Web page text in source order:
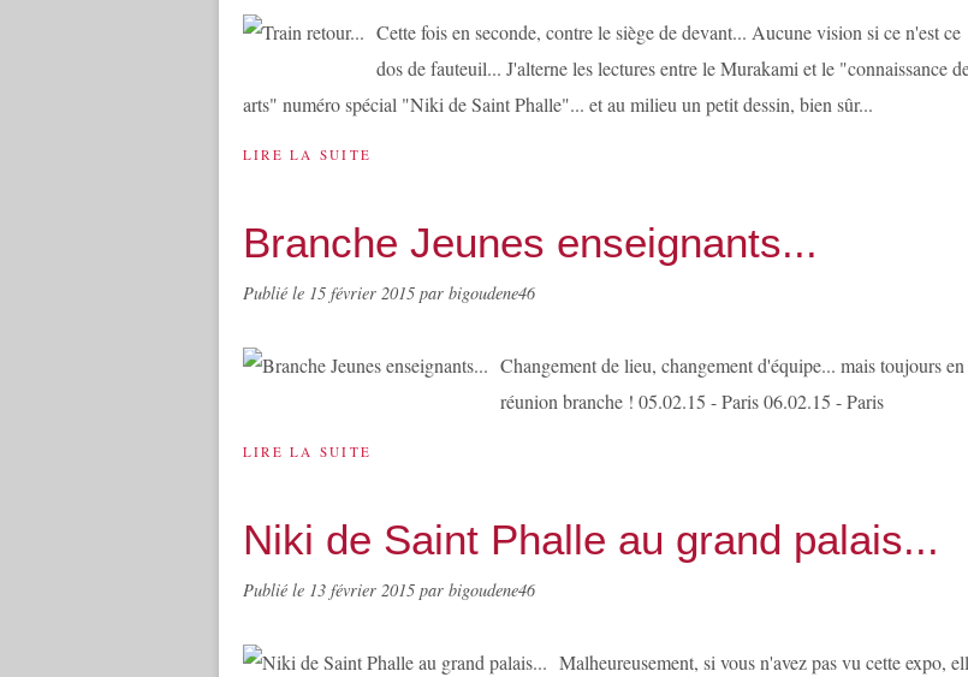
Cette fois en seconde, contre le siège de devant... Aucune vision si ce n'est ce
dos de fauteuil... J'alterne les lectures entre le Murakami et le "connaissance
arts" numéro spécial "Niki de Saint Phalle"... et au milieu un petit dessin, bien sûr...
LIRE LA SUITE
Branche Jeunes enseignants...
Publié le 15 février 2015 par bigoudene46
Changement de lieu, changement d'équipe... mais toujours en
réunion branche ! 05.02.15 - Paris 06.02.15 - Paris
LIRE LA SUITE
Niki de Saint Phalle au grand palais...
Publié le 13 février 2015 par bigoudene46
Malheureusement, si vous n'avez pas vu cette expo,